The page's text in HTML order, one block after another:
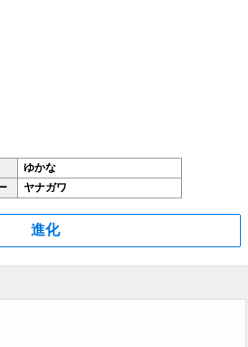
ゆかな
ヤナガワ
進化